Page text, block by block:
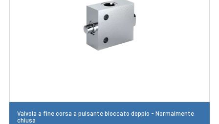
Valvola a fine corsa a pulsante bloccato doppio - Normalmente
chiusa